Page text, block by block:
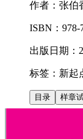
作者：张伯
ISBN：978-
出版日期：
标签： 新起
目录 样章